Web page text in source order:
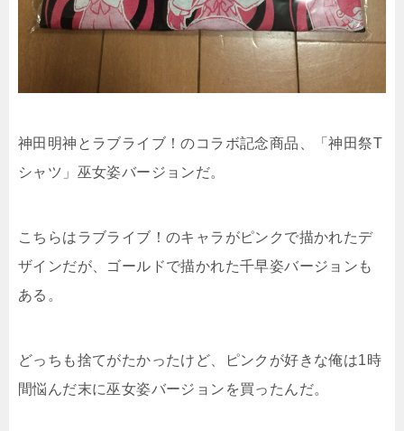
神田明神とラブライブ！のコラボ記念商品、「神田祭T
シャツ」巫女姿バージョンだ。
こちらはラブライブ！のキャラがピンクで描かれたデ
ザインだが、ゴールドで描かれた千早姿バージョンも
ある。
どっちも捨てがたかったけど、ピンクが好きな俺は1時
間悩んだ末に巫女姿バージョンを買ったんだ。